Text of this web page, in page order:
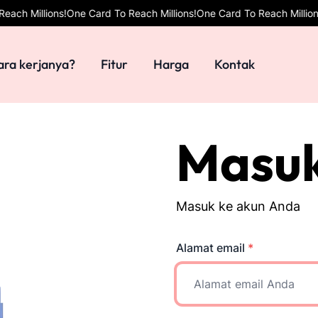
One Card To Reach Millions!One Card To Reach Millions!One
kerjanya? Fitur Harga Kontak
Masuk ke akun Anda
Alamat email *